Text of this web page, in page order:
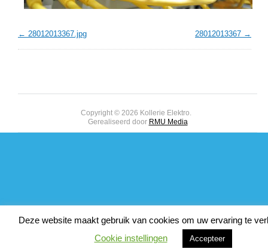
28012013367.jpg 28012013367
Copyright © 2026 Kollerie Elektro.
Gerealiseerd door RMU Media
Deze website maakt gebruik van cookies om uw ervaring te
Cookie instellingen
Accepteer